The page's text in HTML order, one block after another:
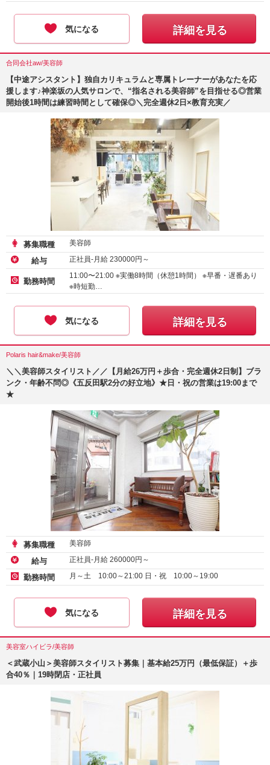
気になる 詳細を見る
合同会社aw/美容師
【中途アシスタント】独自カリキュラムと専属トレーナーがあなたを応
援します♪神楽坂の人気サロンで、“指名される美容師”を目指せる◎営業
開始後1時間は練習時間として確保◎＼完全週休2日×教育充実／
募集職種 美容師
給与 正社員-月給 230000円～
勤務時間
11:00〜21:00 ※実働8時間（休憩1時間） ※早番・遅番あり
※時短勤…
気になる 詳細を見る
Polaris hair&make/美容師
＼＼美容師スタイリスト／／【月給26万円＋歩合・完全週休2日制】ブラ
ンク・年齢不問◎《五反田駅2分の好立地》★日・祝の営業は19:00まで
★
募集職種 美容師
給与 正社員-月給 260000円～
勤務時間 月～土 10:00～21:00 日・祝 10:00～19:00
気になる 詳細を見る
美容室ハイビラ/美容師
＜武蔵小山＞美容師スタイリスト募集｜基本給25万円（最低保証）＋歩
合40％｜19時閉店・正社員